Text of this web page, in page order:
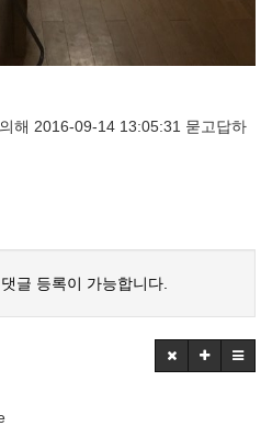
해 2016-09-14 13:05:31 묻고답하
글 등록이 가능합니다.